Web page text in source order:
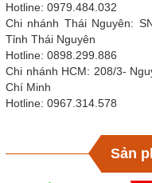
Hotline: 0979.484.032
Chi nhánh Thái Nguyên:
Tỉnh Thái Nguyên
Hotline: 0898.299.886
Chi nhánh HCM: 208/3-
Chí Minh
Hotline: 0967.314.578
Sản